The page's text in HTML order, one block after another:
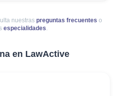
nuestras preguntas frecuentes o
especialidades.
en LawActive